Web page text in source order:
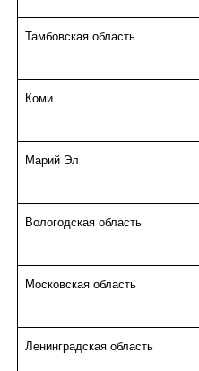
Тамбовская область
Коми
Марий Эл
Вологодская область
Московская область
Ленинградская область